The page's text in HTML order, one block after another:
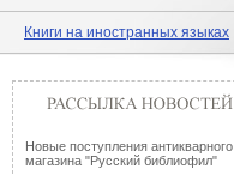
Книги на иностранных языках
Новые поступления антикварного
магазина "Русский библиофил"